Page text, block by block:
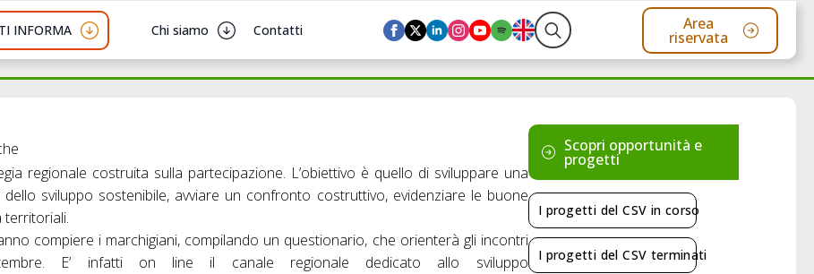
INFORMA Chi siamo Contatti
Search
for:
Area
riservata
regionale costruita sulla partecipazione. L’obiettivo è quello di sviluppare una
sviluppo sostenibile, avviare un confronto costruttivo, evidenziare le buone
territoriali.
compiere i marchigiani, compilando un questionario, che orienterà gli incontri
E’ infatti on line il canale regionale dedicato allo sviluppo
Scopri opportunità e
progetti
I progetti del CSV in corso
I progetti del CSV terminati